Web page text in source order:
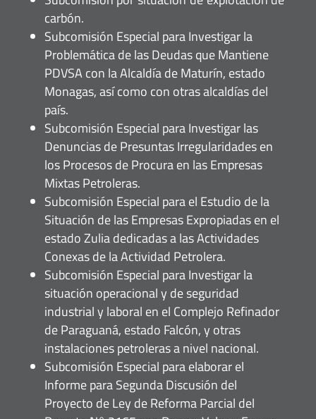
carbón.
Subcomisión Especial para Investigar la
Problemática de las Deudas que Mantiene
PDVSA con la Alcaldía de Maturín, estado
Monagas, así como con otras alcaldías del
país.
Subcomisión Especial para Investigar las
Denuncias de Presuntas Irregularidades en
los Procesos de Procura en las Empresas
Mixtas Petroleras.
Subcomisión Especial para el Estudio de la
Situación de las Empresas Expropiadas en el
estado Zulia dedicadas a las Actividades
Conexas de la Actividad Petrolera.
Subcomisión Especial para Investigar la
situación operacional y de seguridad
industrial y laboral en el Complejo Refinador
de Paraguaná, estado Falcón, y otras
instalaciones petroleras a nivel nacional.
Subcomisión Especial para elaborar el
Informe para Segunda Discusión del
Proyecto de Ley de Reforma Parcial del